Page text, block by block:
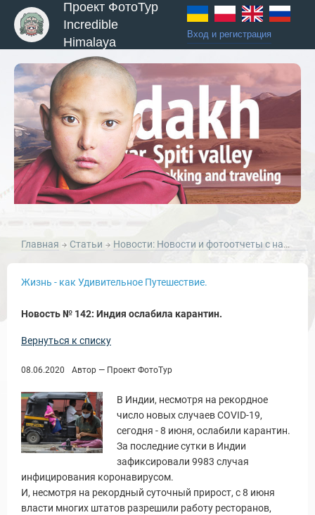
Новости и Отчеты
Проект ФотоТур
Incredible
Himalaya
Вход и регистрация
Главная Статьи Новости: Новости и фотоотчеты с наших туров по Ладакху, Занскару, Индии, Непалу и ЮВА.
Жизнь - как Удивительное Путешествие.
Новость № 142: Индия ослабила карантин.
Вернуться к списку
08.06.2020 Автор — Проект ФотоТур
В Индии, несмотря на рекордное
число новых случаев COVID-19,
сегодня - 8 июня, ослабили карантин.
За последние сутки в Индии
зафиксировали 9983 случая
инфицирования коронавирусом.
И, несмотря на рекордный суточный прирост, с 8 июня
власти многих штатов разрешили работу ресторанов,